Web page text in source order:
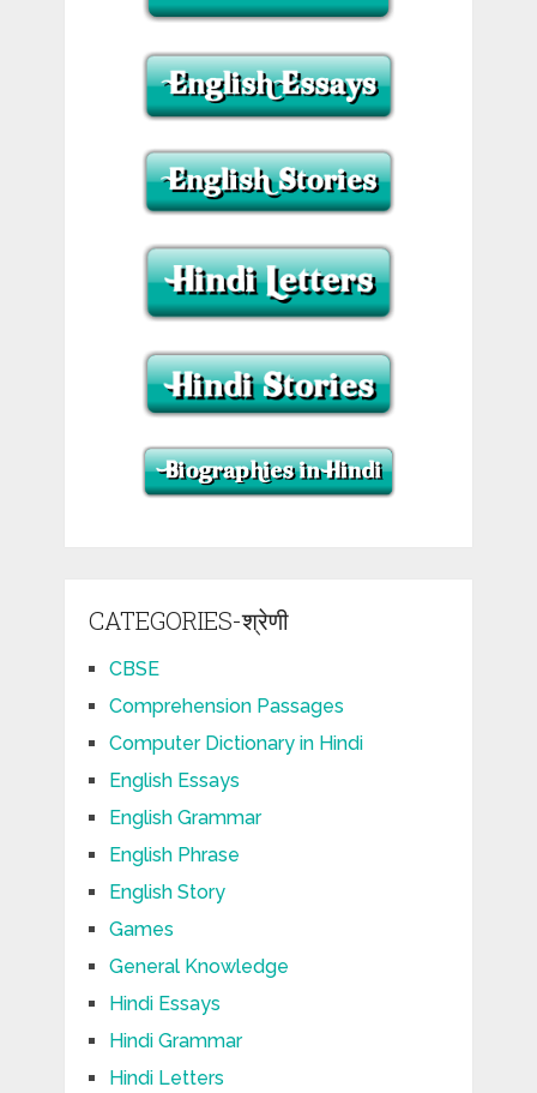
CATEGORIES-श्रेणी
CBSE
Comprehension Passages
Computer Dictionary in Hindi
English Essays
English Grammar
English Phrase
English Story
Games
General Knowledge
Hindi Essays
Hindi Grammar
Hindi Letters